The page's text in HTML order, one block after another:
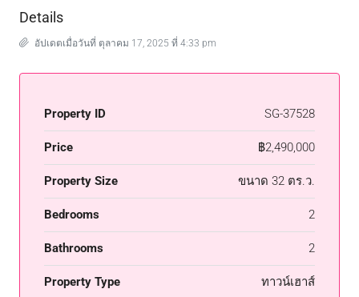
Details
อัปเดตเมื่อวันที่ ตุลาคม 17, 2025 ที่ 4:33 pm
Property ID SG-37528
Price ฿2,490,000
Property Size ขนาด 32 ตร.ว.
Bedrooms 2
Bathrooms 2
Property Type ทาวน์เฮาส์